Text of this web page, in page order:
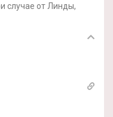
случае от Линды,